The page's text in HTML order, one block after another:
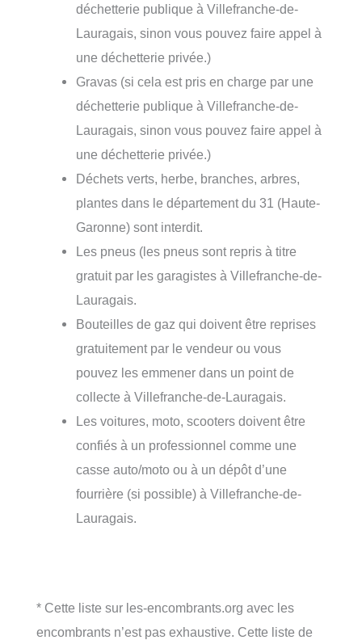
déchetterie publique à Villefranche-de-
Lauragais, sinon vous pouvez faire appel à
une déchetterie privée.)
Gravas (si cela est pris en charge par une
déchetterie publique à Villefranche-de-
Lauragais, sinon vous pouvez faire appel à
une déchetterie privée.)
Déchets verts, herbe, branches, arbres,
plantes dans le département du 31 (Haute-
Garonne) sont interdit.
Les pneus (les pneus sont repris à titre
gratuit par les garagistes à Villefranche-de-
Lauragais.
Bouteilles de gaz qui doivent être reprises
gratuitement par le vendeur ou vous
pouvez les emmener dans un point de
collecte à Villefranche-de-Lauragais.
Les voitures, moto, scooters doivent être
confiés à un professionnel comme une
casse auto/moto ou à un dépôt d’une
fourrière (si possible) à Villefranche-de-
Lauragais.
* Cette liste sur les-encombrants.org avec les
encombrants n’est pas exhaustive. Cette liste de